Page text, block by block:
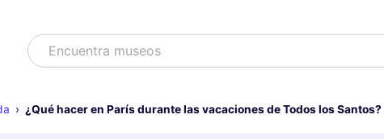
BuscarEncuentra museos
¿Qué hacer en París durante las vacaciones de Todos los Santos?